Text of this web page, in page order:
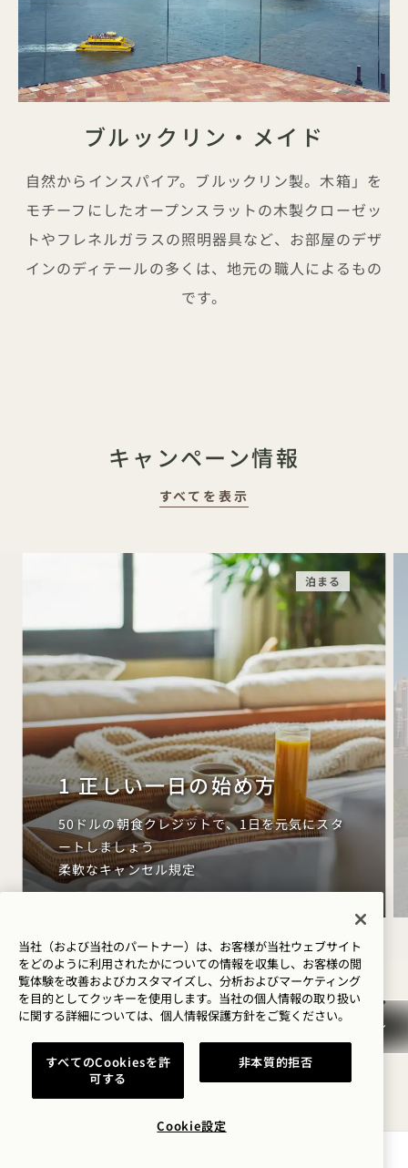
ブルックリン・メイド
自然からインスパイア。ブルックリン製。木箱」を
モチーフにしたオープンスラットの木製クローゼッ
トやフレネルガラスの照明器具など、お部屋のデザ
インのディテールの多くは、地元の職人によるもの
です。
キャンペーン情報
すべてを表示
泊まる
1 正しい一日の始め方
50ドルの朝食クレジットで、1日を元気にスタ
ートしましょう
柔軟なキャンセル規定
NaN / 9
あなたが好むかもしれない他の部
屋
当社（および当社のパートナー）は、お客様が当社ウェブサイト
をどのように利用されたかについての情報を収集し、お客様の閲
覧体験を改善およびカスタマイズし、分析およびマーケティング
を目的としてクッキーを使用します。当社の個人情報の取り扱い
に関する詳細については、 個人情報保護方針をご覧ください。
すべてのCookiesを許
可する
非本質的拒否
Cookie設定